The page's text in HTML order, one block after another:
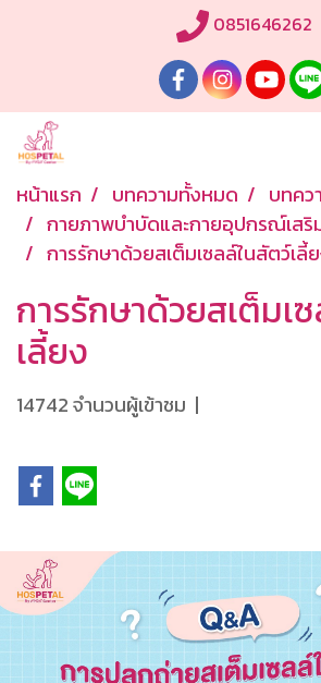
0851646262
หน้าแรก บทความทั้งหมด
บทคว
กายภาพบำบัดและกายอุปกรณ์เสริ
การรักษาด้วยสเต็มเซลล์ในสัตว์เลี้
การรักษาด้วยสเต็มเ
เลี้ยง
14742 จำนวนผู้เข้าชม |